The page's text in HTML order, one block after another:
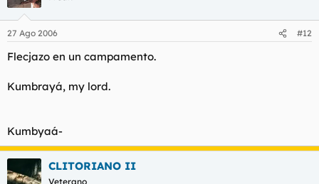
27 Ago 2006 #12
Flecjazo en un campamento.
Kumbrayá, my lord.
Kumbyaá-
CLITORIANO II
Veterano